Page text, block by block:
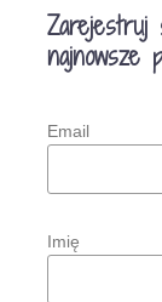
Zarejestruj
najnowsze
Email
Imię